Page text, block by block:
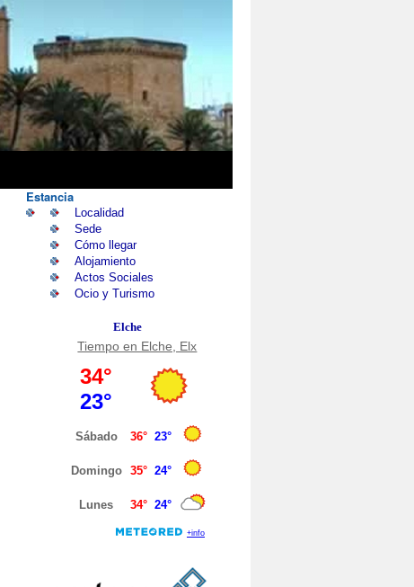
Estancia
Localidad
Sede
Cómo llegar
Alojamiento
Actos Sociales
Ocio y Turismo
Elche
Tiempo en Elche, Elx